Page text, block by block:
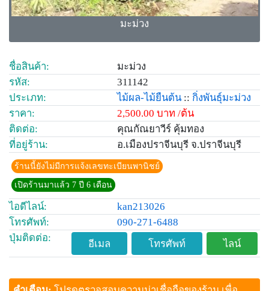
มะม่วง
ชื่อสินค้า:
มะม่วง
รหัส:
311142
ประเภท:
ไม้ผล-ไม้ยืนต้น :: กิ่งพันธุ์มะม่วง
ราคา:
2,500.00 บาท /ต้น
ติดต่อ:
คุณกัณยาวีร์ คุ้มทอง
ที่อยู่ร้าน:
อ.เมืองปราจีนบุรี จ.ปราจีนบุรี
ร้านนี้ยังไม่มีการแจ้งเลขทะเบียนพานิชย์
เปิดร้านมาแล้ว 7 ปี 6 เดือน
ไอดีไลน์:
kan213026
โทรศัพท์:
090-271-6488
ปุ่มติดต่อ:
อีเมล โทรศัพท์ ไลน์